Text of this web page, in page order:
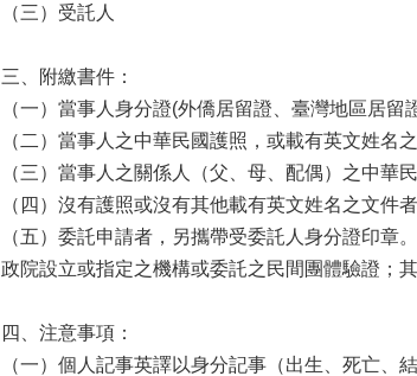
（三）受託人
三、附繳書件：
（一）當事人身分證(外僑居留證、臺灣地區居留
（二）當事人之中華民國護照，或載有英文姓名之
（三）當事人之關係人（父、母、配偶）之中華
（四）沒有護照或沒有其他載有英文姓名之文件
（五）委託申請者，另攜帶受委託人身分證印
政院設立或指定之機構或委託之民間團體驗證；
四、注意事項：
（一）個人記事英譯以身分記事（出生、死亡